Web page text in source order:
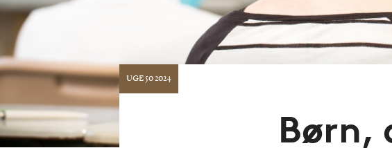
UGE 50 2024
Børn,